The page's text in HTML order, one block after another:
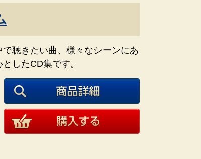
聴きたい曲、様々なシーンにあ
したCD集です。